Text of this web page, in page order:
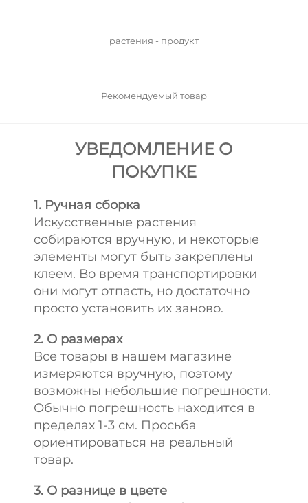
растения - продукт
Рекомендуемый товар
УВЕДОМЛЕНИЕ О
ПОКУПКЕ
1. Ручная сборка
Искусственные растения
собираются вручную, и некоторые
элементы могут быть закреплены
клеем. Во время транспортировки
они могут отпасть, но достаточно
просто установить их заново.
2. О размерах
Все товары в нашем магазине
измеряются вручную, поэтому
возможны небольшие погрешности.
Обычно погрешность находится в
пределах 1-3 см. Просьба
ориентироваться на реальный
товар.
3. О разнице в цвете